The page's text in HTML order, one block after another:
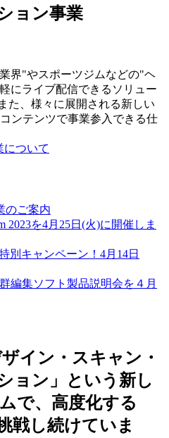
ョン事業
界"やスポーツジムなどの"ヘ
にライブ配信できるソリュー
た、様々に展開される新しい
ンテンツで事業参入できる仕
について
のご案内
2023を4月25日(火)に開催しま
別キャンペーン！4月14日
編集ソフト製品説明会を４月
イン・スキャン・
ョン」という新し
で、高度化する
戦し続けていま